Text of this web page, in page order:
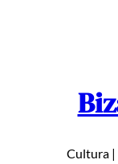
Cultura |